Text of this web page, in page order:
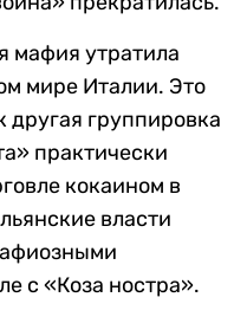
мафия утратила
мире Италии. Это
другая группировка
практически
кокаином в
власти
с «Коза ностра».